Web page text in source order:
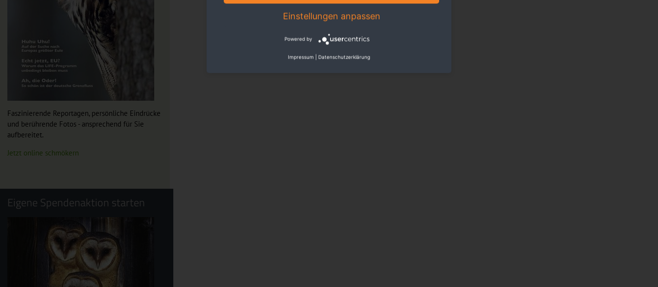
Faszinierende Reportagen, persönliche Eindrücke
und berührende Fotos - ansprechend für Sie
aufbereitet.
Jetzt online schmökern
Eigene Spendenaktion starten
Einstellungen anpassen
Powered by
Impressum Datenschutzerklärung